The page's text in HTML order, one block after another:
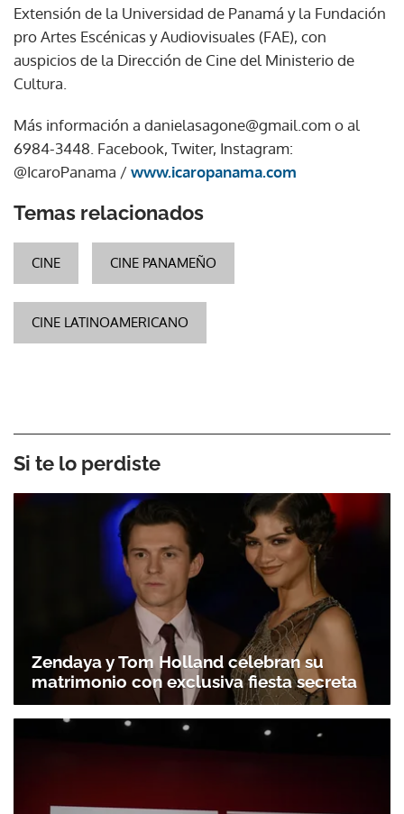
Extensión de la Universidad de Panamá y la Fundación
pro Artes Escénicas y Audiovisuales (FAE), con
auspicios de la Dirección de Cine del Ministerio de
Cultura.
Más información a danielasagone@gmail.com o al
6984-3448. Facebook, Twiter, Instagram:
@IcaroPanama / www.icaropanama.com
Temas relacionados
CINE CINE PANAMEÑO
CINE LATINOAMERICANO
Si te lo perdiste
Zendaya y Tom Holland celebran su
matrimonio con exclusiva fiesta secreta